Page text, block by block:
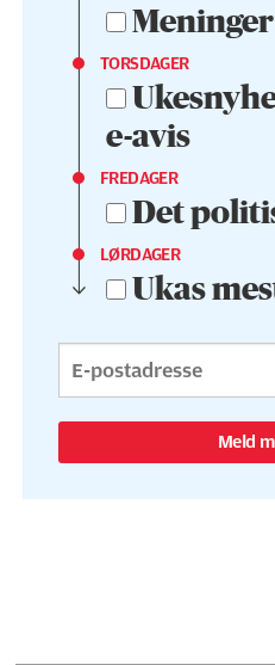
TORSDAGER
e-avis
FREDAGER
Det
LØRDAGER
Ukas
Meld